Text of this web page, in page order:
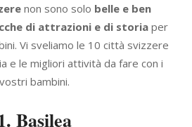
non sono solo belle e ben
di attrazioni e di storiaper
Vi sveliamo le 10 città svizzere
e le migliori attività da fare con i
vostri bambini.
Basilea